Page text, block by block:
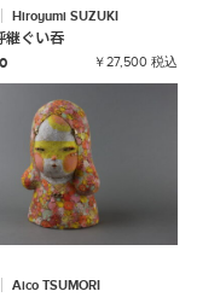
Hiroyumi SUZUKI
継ぐい吞
￥27,500 税込
Aico TSUMORI